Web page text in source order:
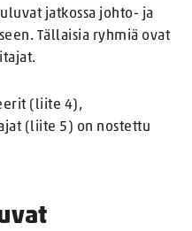
jatkossa johto- ja
Tällaisia ryhmiä ovat
(liite 4),
(liite 5) on nostettu